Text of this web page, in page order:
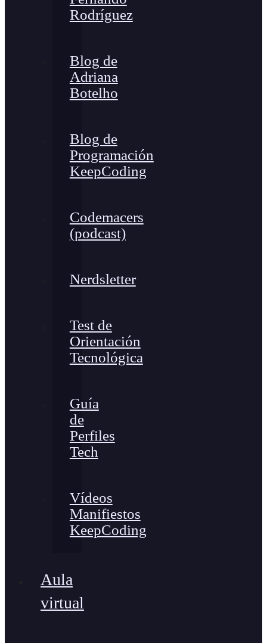
Rodríguez
Blog de
Adriana
Botelho
Blog de
Programación
KeepCoding
Codemacers
(podcast)
Nerdsletter
Test de
Orientación
Tecnológica
Guía
de
Perfiles
Tech
Vídeos
Manifiestos
KeepCoding
Aula
virtual